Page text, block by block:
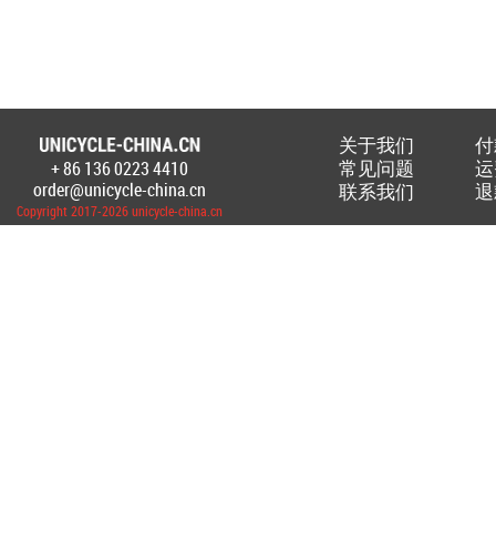
+ 86 136 0223 4410
order@unicycle-china.cn
Copyright 2017-2026 unicycle-china.cn
关于我们
常见问题
联系我们
Создание Интернет-магазина